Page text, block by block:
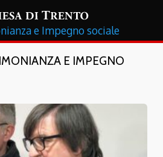
e Impegno sociale
E IMPEGNO